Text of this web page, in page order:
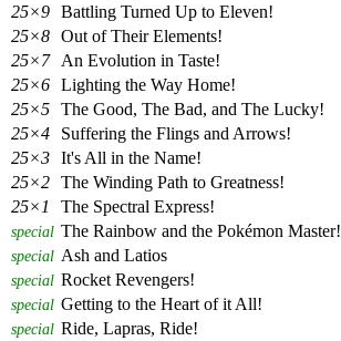
25×9 Battling Turned Up to Eleven!
25×8 Out of Their Elements!
25×7
An Evolution in Taste!
25×6 Lighting the Way Home!
25×5 The Good, The Bad, and The Lucky!
25×4
Suffering the Flings and Arrows!
25×3 It's All in the Name!
25×2 The Winding Path to Greatness!
25×1
The Spectral Express!
special The Rainbow and the Pokémon Master!
special Ash and Latios
special Rocket Revengers!
special Getting to the Heart of it All!
special Ride, Lapras, Ride!